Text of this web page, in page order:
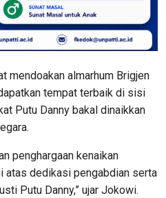
mendoakan almarhum Brigjen
tempat terbaik di sisi
Putu Danny bakal dinaikkan
penghargaan kenaikan
atas dedikasi pengabdian serta
Putu Danny,” ujar Jokowi.